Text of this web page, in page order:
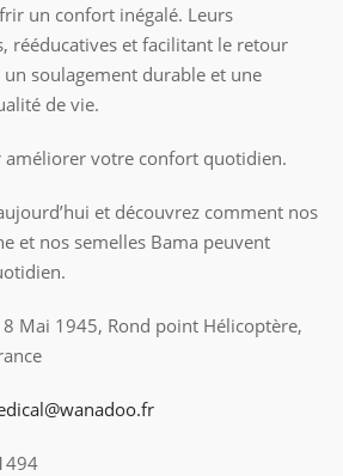
un confort inégalé. Leurs
rééducatives et facilitant le retour
soulagement durable et une
de vie.
améliorer votre confort quotidien.
et découvrez comment nos
et nos semelles Bama peuvent
Mai 1945, Rond point Hélicoptère,